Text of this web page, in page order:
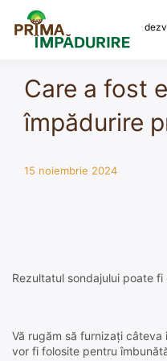
content
Care a fost
împădurire
15 noiembrie 2024
Rezultatul sondajului poate
Vă rugăm să furnizați
vor fi folosite pentru